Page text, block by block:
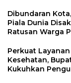
Dibundaran
Piala Dunia
Ratusan Warga
Perkuat Layanan
Kesehatan,
Kukuhkan